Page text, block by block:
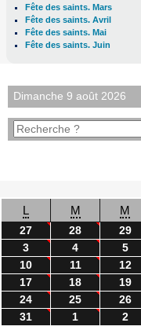
Fête des saints. Mars
Fête des saints. Avril
Fête des saints. Mai
Fête des saints. Juin
Dimanche 9 août 2026
L M M
27 28 29
3
4 5
10
11 12
17
18 19
24
25 26
31
1 2